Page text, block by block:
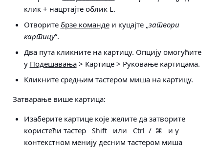
клик + нацртајте облик L.
Отворите брзе командеи куцајте „затвори
картицу”.
Два пута кликните на картицу. Опцију омогућите
у Подешавања> Картице > Руковање картицама.
Кликните средњим тастером миша на картицу.
Затварање више картица:
Изаберите картице које желите да затворите
користећи тастер
Shift или Ctrl / ⌘
и у
контекстном менију десним тастером миша